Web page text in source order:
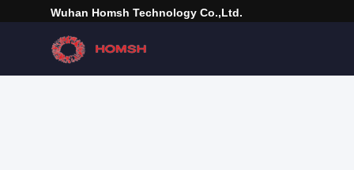
Wuhan Homsh Technology Co.,Ltd.